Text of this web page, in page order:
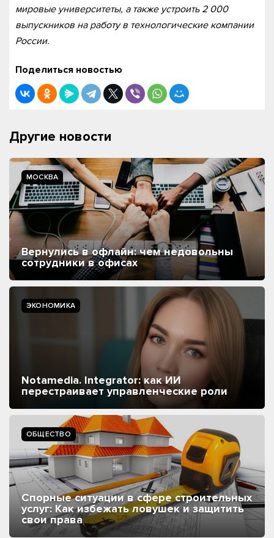
мировые университеты, а также устроить 2 000
выпускников на работу в технологические компании
России.
Поделиться новостью
Другие новости
МОСКВА
Вернулись в офлайн: чем недовольны
сотрудники в офисах
ЭКОНОМИКА
Notamedia. Integrator: как ИИ
перестраивает управленческие роли
ОБЩЕСТВО
Спорные ситуации в сфере строительных
услуг: Как избежать ловушек и защитить
свои права